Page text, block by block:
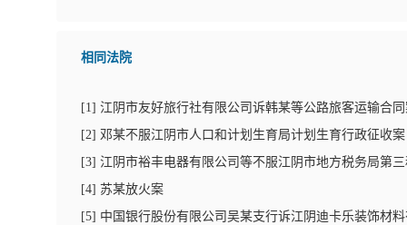
相同法院
[1] 江阴市友好旅行社有限公司诉韩某等公路旅客运输合
[2] 邓某不服江阴市人口和计划生育局计划生育行政征收案
[3] 江阴市裕丰电器有限公司等不服江阴市地方税务局第
[4] 苏某放火案
[5] 中国银行股份有限公司吴某支行诉江阴迪卡乐装饰材